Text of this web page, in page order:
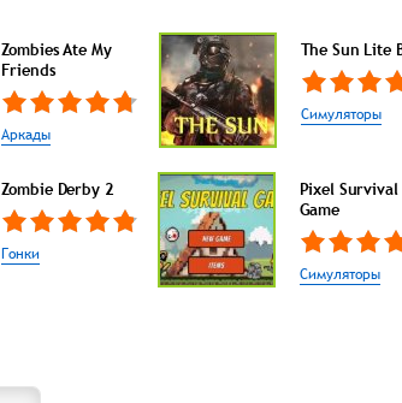
Zombies Ate My
Friends
Аркады
The Sun Lite
Симуляторы
Zombie Derby 2
Гонки
Pixel Survival
Game
Симуляторы